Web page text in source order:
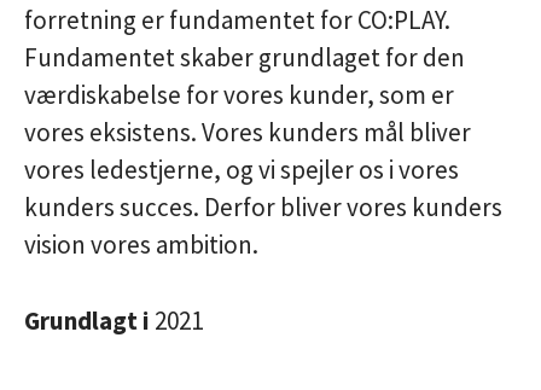
forretning er fundamentet for CO:PLAY.
Fundamentet skaber grundlaget for den
værdiskabelse for vores kunder, som er
vores eksistens. Vores kunders mål bliver
vores ledestjerne, og vi spejler os i vores
kunders succes. Derfor bliver vores kunders
vision vores ambition.
Grundlagt i 2021